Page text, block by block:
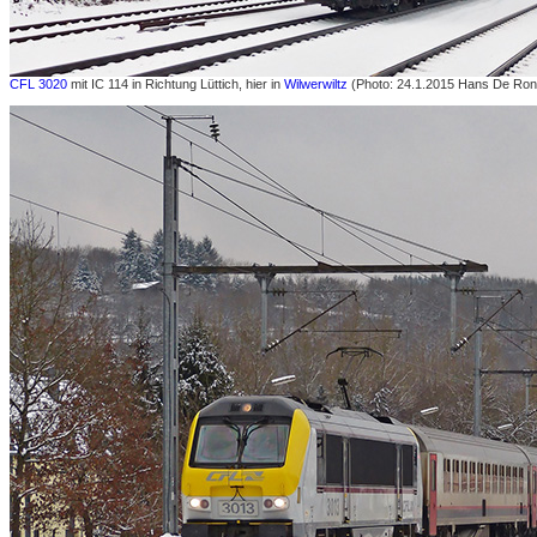
CFL 3020 mit IC 114 in Richtung Lüttich, hier in Wilwerwiltz (Photo: 24.1.2015 Hans De